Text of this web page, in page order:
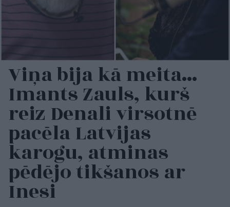
Viņa bija kā meita…
Imants Zauls, kurš
reiz Denali virsotnē
pacēla Latvijas
karogu, atminas
pēdējo tikšanos ar
Inesi